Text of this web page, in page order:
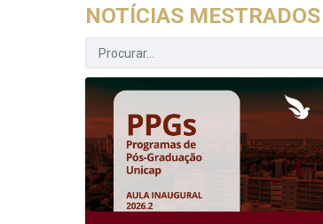
NOTÍCIAS